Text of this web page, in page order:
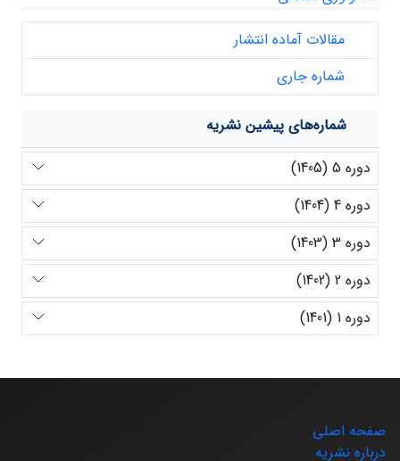
مقالات آماده انتشار
شماره جاری
شماره‌های پیشین نشریه
دوره 5 (1405)
دوره 4 (1404)
دوره 3 (1403)
دوره 2 (1402)
دوره 1 (1401)
صفحه اصلی
درباره نشریه